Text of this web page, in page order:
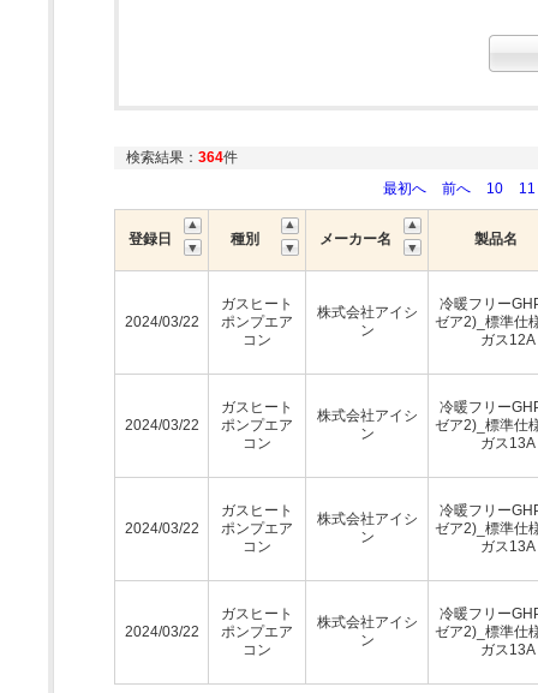
検索結果： 364件
最初へ
前へ 10 11
登録日 種別 メーカー名 製品名
2024/03/22
ガスヒート
ポンプエア
コン
株式会社アイシ
ン
冷暖フリー
ゼア2)_標準仕
ガス12A
2024/03/22
ガスヒート
ポンプエア
コン
株式会社アイシ
ン
冷暖フリー
ゼア2)_標準仕
ガス13A
2024/03/22
ガスヒート
ポンプエア
コン
株式会社アイシ
ン
冷暖フリー
ゼア2)_標準仕
ガス13A
2024/03/22
ガスヒート
ポンプエア
コン
株式会社アイシ
ン
冷暖フリー
ゼア2)_標準仕
ガス13A